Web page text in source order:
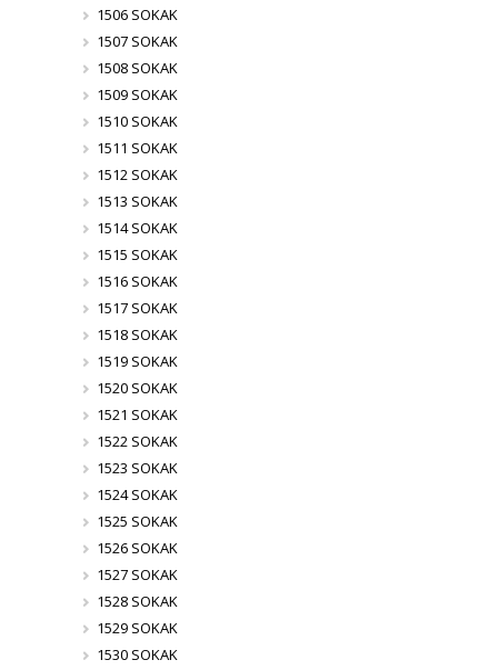
1506 SOKAK
1507 SOKAK
1508 SOKAK
1509 SOKAK
1510 SOKAK
1511 SOKAK
1512 SOKAK
1513 SOKAK
1514 SOKAK
1515 SOKAK
1516 SOKAK
1517 SOKAK
1518 SOKAK
1519 SOKAK
1520 SOKAK
1521 SOKAK
1522 SOKAK
1523 SOKAK
1524 SOKAK
1525 SOKAK
1526 SOKAK
1527 SOKAK
1528 SOKAK
1529 SOKAK
1530 SOKAK